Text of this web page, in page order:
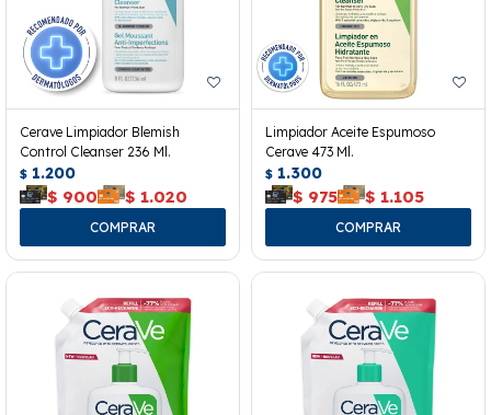
Cerave Limpiador Blemish
Control Cleanser 236 Ml.
$ 1.200
$ 900 $ 1.020
Limpiador Aceite Espumoso
Cerave 473 Ml.
$ 1.300
$ 975 $ 1.105